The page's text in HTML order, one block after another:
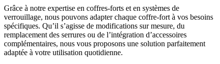
Grâce à notre expertise en coffres-forts et en systèmes de
verrouillage, nous pouvons adapter chaque coffre-fort à vos besoins
spécifiques. Qu’il s’agisse de modifications sur mesure, du
remplacement des serrures ou de l’intégration d’accessoires
complémentaires, nous vous proposons une solution parfaitement
adaptée à votre utilisation quotidienne.